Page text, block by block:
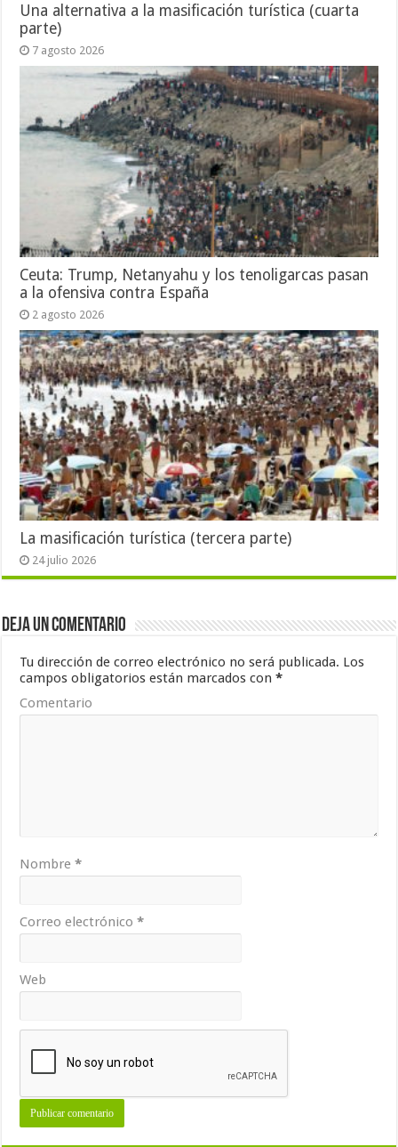
Una alternativa a la masificación turística (cuarta
parte)
7 agosto 2026
Ceuta: Trump, Netanyahu y los tenoligarcas pasan
a la ofensiva contra España
2 agosto 2026
La masificación turística (tercera parte)
24 julio 2026
Deja un comentario
Tu dirección de correo electrónico no será publicada. Los
campos obligatorios están marcados con*
Comentario
Nombre*
Correo electrónico*
Web